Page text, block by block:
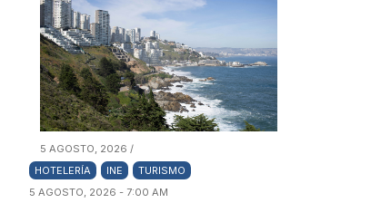
5 AGOSTO, 2026 /
HOTELERÍA
INE
TURISMO
5 AGOSTO, 2026 - 7:00 AM